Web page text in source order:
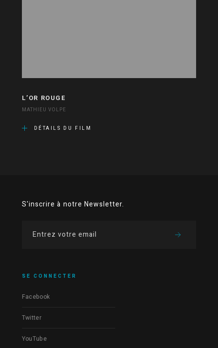
L’OR ROUGE
MATHIEU VOLPE
DÉTAILS DU FILM
S'inscrire à notre Newsletter.
SE CONNECTER
Facebook
Twitter
YouTube